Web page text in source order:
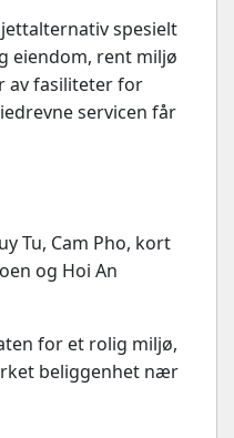
spesielt
eiendom, rent miljø
av fasiliteter for
servicen får
Tu, Cam Pho, kort
og Hoi An
for et rolig miljø,
beliggenhet nær